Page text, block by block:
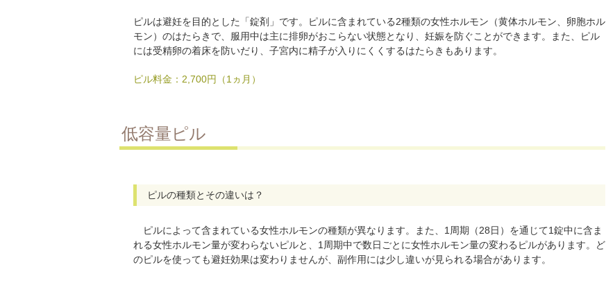
ピルは避妊を目的とした「錠剤」です。ピルに含まれている2種類の女性ホルモン（黄体ホルモン、卵胞ホル
モン）のはたらきで、服用中は主に排卵がおこらない状態となり、妊娠を防ぐことができます。また、ピル
には受精卵の着床を防いだり、子宮内に精子が入りにくくするはたらきもあります。
ピル料金：2,700円（1ヵ月）
低容量ピル
ピルの種類とその違いは？
ピルによって含まれている女性ホルモンの種類が異なります。また、1周期（28日）を通じて1錠中に含ま
れる女性ホルモン量が変わらないピルと、1周期中で数日ごとに女性ホルモン量の変わるピルがあります。ど
のピルを使っても避妊効果は変わりませんが、副作用には少し違いが見られる場合があります。